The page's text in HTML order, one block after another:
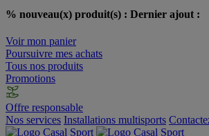
% nouveau(x) produit(s) : Dernier ajout :
Voir mon panier
Poursuivre mes achats
Tous nos produits
Promotions
Offre responsable
Nos services Installations multisports